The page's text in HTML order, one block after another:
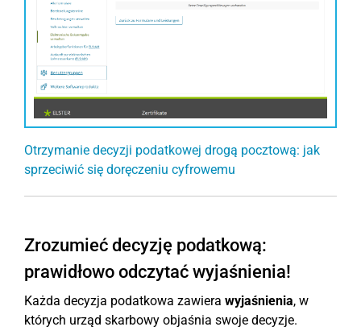
Otrzymanie decyzji podatkowej drogą pocztową: jak
sprzeciwić się doręczeniu cyfrowemu
Zrozumieć decyzję podatkową:
prawidłowo odczytać wyjaśnienia!
Każda decyzja podatkowa zawiera wyjaśnienia, w
których urząd skarbowy objaśnia swoje decyzje.